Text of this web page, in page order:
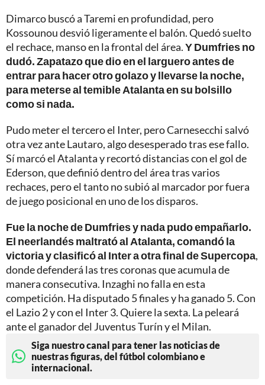
Dimarco buscó a Taremi en profundidad, pero
Kossounou desvió ligeramente el balón. Quedó suelto
el rechace, manso en la frontal del área.Y Dumfries no
dudó. Zapatazo que dio en el larguero antes de
entrar para hacer otro golazo y llevarse la noche,
para meterse al temible Atalanta en su bolsillo
como si nada.
Pudo meter el tercero el Inter, pero Carnesecchi salvó
otra vez ante Lautaro, algo desesperado tras ese fallo.
Sí marcó el Atalanta y recortó distancias con el gol de
Ederson, que definió dentro del área tras varios
rechaces, pero el tanto no subió al marcador por fuera
de juego posicional en uno de los disparos.
Fue la noche de Dumfries y nada pudo empañarlo.
El neerlandés maltrató al Atalanta, comandó la
victoria y clasificó al Inter a otra final de Supercopa,
donde defenderá las tres coronas que acumula de
manera consecutiva. Inzaghi no falla en esta
competición. Ha disputado 5 finales y ha ganado 5. Con
el Lazio 2 y con el Inter 3. Quiere la sexta. La peleará
ante el ganador del Juventus Turín y el Milan.
Siga nuestro canal para tener las noticias de
nuestras figuras, del fútbol colombiano e
internacional.